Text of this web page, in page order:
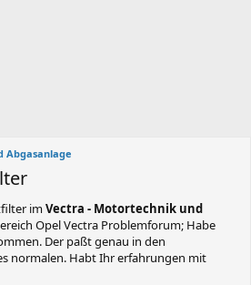
Abgasanlage
imVectra - Motortechnik und
Opel Vectra Problemforum; Habe
Der paßt genau in den
normalen. Habt Ihr erfahrungen mit